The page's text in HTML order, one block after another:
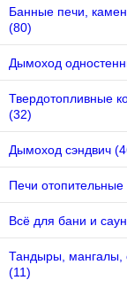
Банные печи,
(80)
Дымоход
Твердотопливные
(32)
Дымоход сэндвич
Печи отопительные
Всё для бани и
Тандыры, мангалы,
(11)